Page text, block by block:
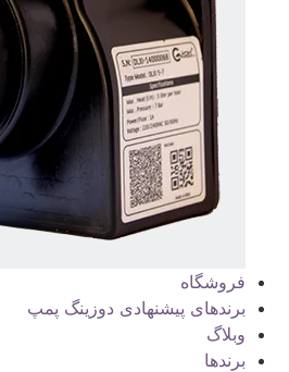
فروشگاه
برندهای پیشنهادی دوزینگ پمپ
وبلاگ
برندها